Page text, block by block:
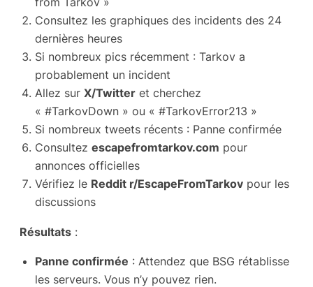
Consultez les graphiques des incidents des 24
dernières heures
Si nombreux pics récemment : Tarkov a
probablement un incident
Allez sur X/Twitter et cherchez
« #TarkovDown » ou « #TarkovError213 »
Si nombreux tweets récents : Panne confirmée
Consultez escapefromtarkov.com pour
annonces officielles
Vérifiez le Reddit r/EscapeFromTarkov pour les
discussions
Résultats :
Panne confirmée : Attendez que BSG rétablisse
les serveurs. Vous n’y pouvez rien.